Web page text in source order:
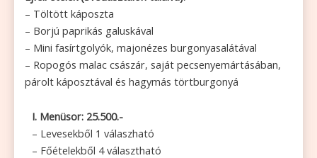
– Töltött káposzta
– Borjú paprikás galuskával
– Mini fasírtgolyók, majonézes burgonyasalátával
– Ropogós malac császár, saját pecsenyemártásában,
párolt káposztával és hagymás törtburgonyá
I. Menüsor: 25.500.-
– Levesekből 1 válaszható
– Főételekből 4 választható